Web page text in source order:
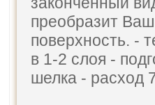
преобразит
поверхность. -
в 1-2 слоя -
шелка - расход